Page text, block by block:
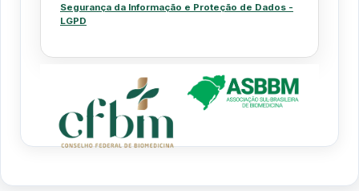
Segurança da Informação e Proteção de Dados -
LGPD